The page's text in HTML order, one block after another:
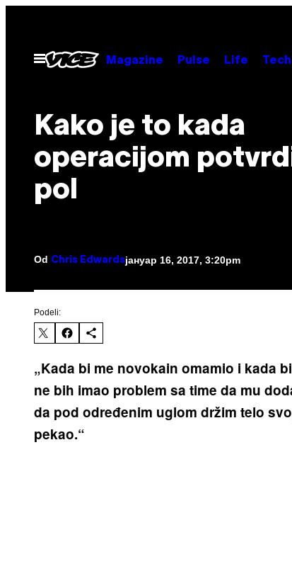
садржај
Otvori
Meni
Magazine Pulse Life Tech
Kako je to kada
operacijom
pol
Od Chris Edwardsјануар 16, 2017, 3:20pm
Podeli:
„Kada bi me novokain omamio i kada
ne bih imao problem sa time da mu
da pod određenim uglom držim telo
pekao.“